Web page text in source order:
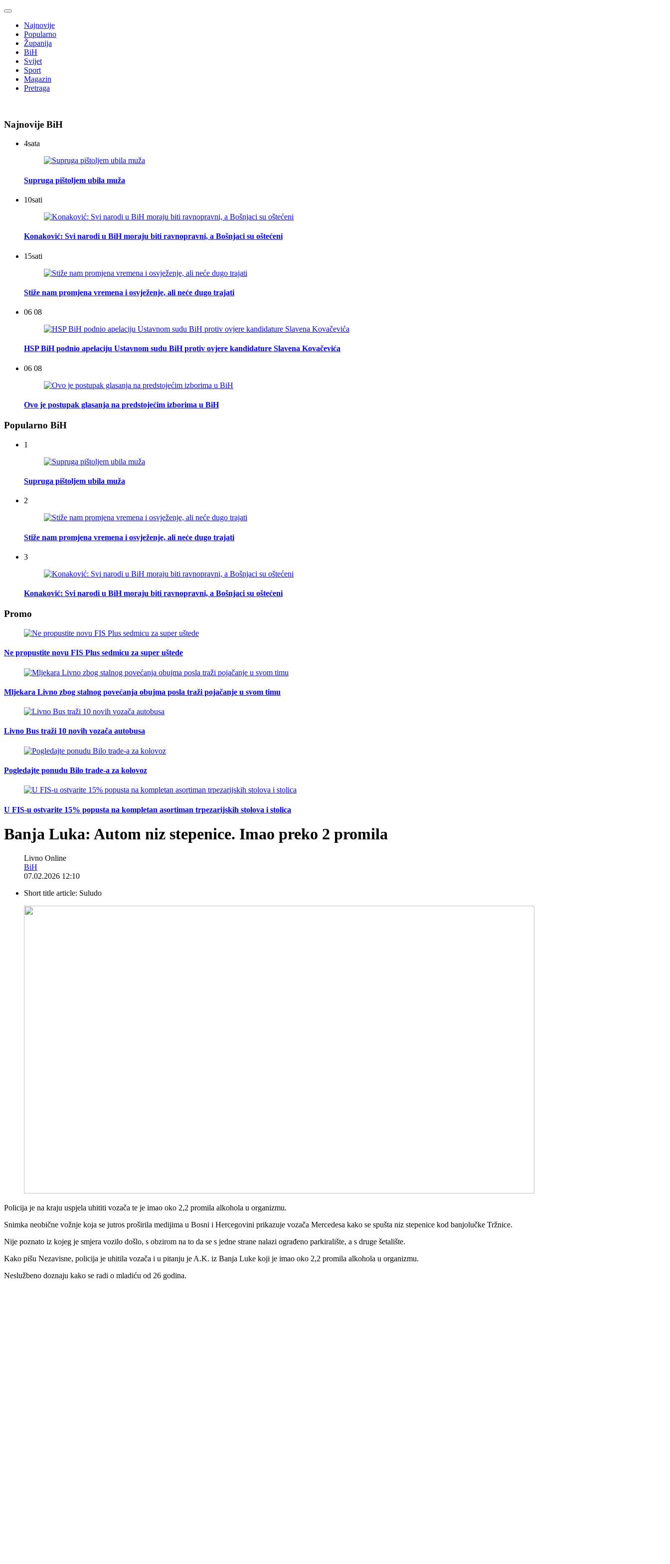
Najnovije
Popularno
Županija
BiH
Svijet
Sport
Magazin
Pretraga
Najnovije BiH
4sata
Supruga pištoljem ubila muža
10sati
Konaković: Svi narodi u BiH moraju biti ravnopravni, a Bošnjaci su oštećeni
15sati
Stiže nam promjena vremena i osvježenje, ali neće dugo trajati
06 08
HSP BiH podnio apelaciju Ustavnom sudu BiH protiv ovjere kandidature Slavena Kovačevića
06 08
Ovo je postupak glasanja na predstojećim izborima u BiH
Popularno BiH
1
Supruga pištoljem ubila muža
2
Stiže nam promjena vremena i osvježenje, ali neće dugo trajati
3
Konaković: Svi narodi u BiH moraju biti ravnopravni, a Bošnjaci su oštećeni
Promo
Ne propustite novu FIS Plus sedmicu za super uštede
Mljekara Livno zbog stalnog povećanja obujma posla traži pojačanje u svom timu
Livno Bus traži 10 novih vozača autobusa
Pogledajte ponudu Bilo trade-a za kolovoz
U FIS-u ostvarite 15% popusta na kompletan asortiman trpezarijskih stolova i stolica
Banja Luka: Autom niz stepenice. Imao preko 2 promila
Livno Online
BiH
07.02.2026 12:10
Short title article: Suludo
Policija je na kraju uspjela uhititi vozača te je imao oko 2,2 promila alkohola u organizmu.
Snimka neobične vožnje koja se jutros proširila medijima u Bosni i Hercegovini prikazuje vozača Mercedesa kako se spušta niz stepenice kod banjolučke Tržnice.
Nije poznato iz kojeg je smjera vozilo došlo, s obzirom na to da se s jedne strane nalazi ograđeno parkiralište, a s druge šetalište.
Kako pišu Nezavisne, policija je uhitila vozača i u pitanju je A.K. iz Banja Luke koji je imao oko 2,2 promila alkohola u organizmu.
Neslužbeno doznaju kako se radi o mladiću od 26 godina.